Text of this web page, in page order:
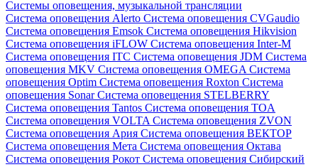
Системы оповещения, музыкальной трансляции
Система оповещения Alerto Система оповещения CVGaudio
Система оповещения Emsok Система оповещения Hikvision
Система оповещения iFLOW Система оповещения Inter-M
Система оповещения ITC Система оповещения JDM Система
оповещения MKV Система оповещения OMEGA Система
оповещения Optim Система оповещения Roxton Система
оповещения SonarСистема оповещения STELBERRY
Система оповещения Tantos Система оповещения TOA
Система оповещения VOLTA Система оповещения ZVON
Система оповещения Ария Система оповещения ВЕКТОР
Система оповещения Мета Система оповещения Октава
Система оповещения Рокот Система оповещения Сибирский